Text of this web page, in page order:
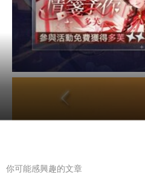
你可能感興趣的文章